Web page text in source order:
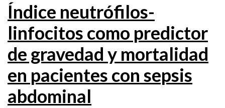
Índice neutrófilos-
linfocitos como predictor
de gravedad y mortalidad
en pacientes con sepsis
abdominal